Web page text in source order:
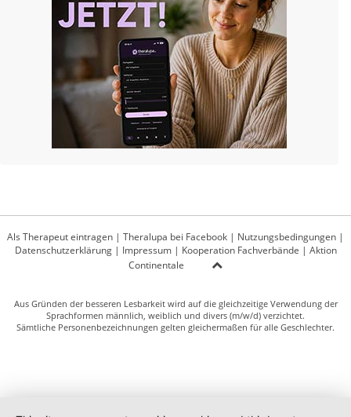
Als Therapeut eintragen | Theralupa bei Facebook | Nutzungsbedingungen |
Datenschutzerklärung| Impressum| Kooperation Fachverbände | Aktion
Continentale
Aus Gründen der besseren Lesbarkeit wird auf die gleichzeitige Verwendung der
Sprachformen männlich, weiblich und divers (m/w/d) verzichtet.
Sämtliche Personenbezeichnungen gelten gleichermaßen für alle Geschlechter.